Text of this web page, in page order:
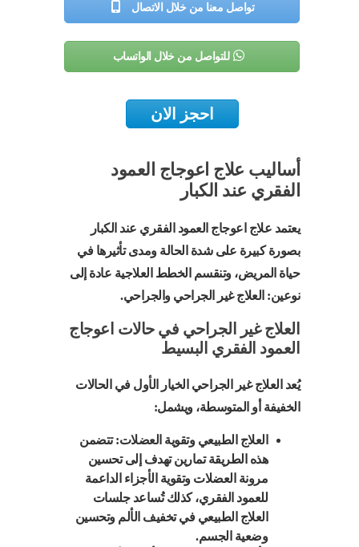
تواصل معنا من خلال الاتصال
للتواصل من خلال الواتساب
احجز الان
أساليب علاج اعوجاج العمود
الفقري عند الكبار
يعتمد علاج اعوجاج العمود الفقري عند الكبار
بصورة كبيرة على شدة الحالة ومدى تأثيرها في
حياة المريض، وتنقسم الخطط العلاجية عادة إلى
نوعين: العلاج غير الجراحي والجراحي.
العلاج غير الجراحي في حالات اعوجاج
العمود الفقري البسيط
يُعد العلاج غير الجراحي الخيار الأول في الحالات
الخفيفة أو المتوسطة، ويشمل:
العلاج الطبيعي وتقوية العضلات: تتضمن
هذه الطريقة تمارين تهدف إلى تحسين
مرونة العضلات وتقوية الأجزاء الداعمة
للعمود الفقري، كذلك تُساعد جلسات
العلاج الطبيعي في تخفيف الألم وتحسين
وضعية الجسم.